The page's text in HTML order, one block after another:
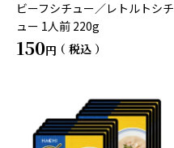
ビーフシチュー／レトルトシチ
ュー 1人前 220g
150 税込